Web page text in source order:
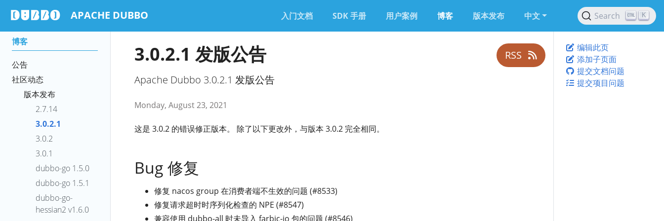
APACHE DUBBO 入门文档 SDK 手册 用户案例 博客 版本发布 中文 Search K
博客
公告
社区动态
版本发布
2.7.14
3.0.2.1
3.0.2
3.0.1
dubbo-go 1.5.0
dubbo-go 1.5.1
dubbo-go-
hessian2 v1.6.0
编辑此页
添加子页面
提交文档问题
提交项目问题
RSS
3.0.2.1 发版公告
Apache Dubbo 3.0.2.1 发版公告
Monday, August 23, 2021
这是 3.0.2 的错误修正版本。 除了以下更改外，与版本 3.0.2 完全相同。
Bug 修复
修复 nacos group 在消费者端不生效的问题 (#8533)
修复请求超时时序列化检查的 NPE (#8547)
兼容使用 dubbo-all 时未导入 farbic-io 包的问题 (#8546)